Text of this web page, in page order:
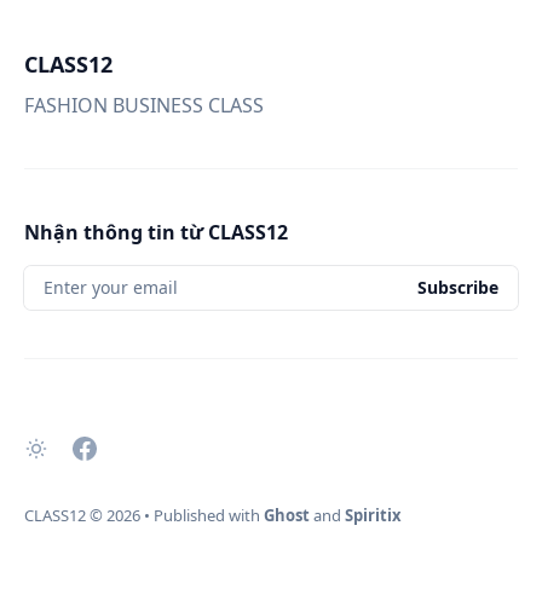
CLASS12
FASHION BUSINESS CLASS
Nhận thông tin từ CLASS12
Enter your email Subscribe
CLASS12© 2026 • Published with Ghostand Spiritix